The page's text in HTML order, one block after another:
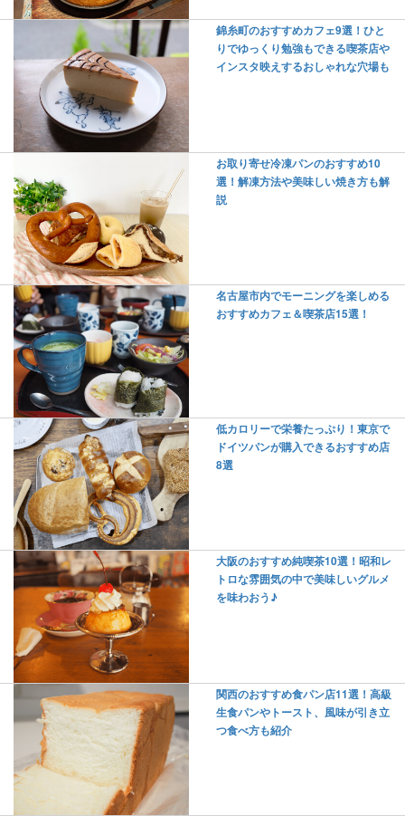
錦糸町のおすすめカフェ9選！ひと
りでゆっくり勉強もできる喫茶店や
インスタ映えするおしゃれな穴場も
お取り寄せ冷凍パンのおすすめ10
選！解凍方法や美味しい焼き方も解
説
名古屋市内でモーニングを楽しめる
おすすめカフェ＆喫茶店15選！
低カロリーで栄養たっぷり！東京で
ドイツパンが購入できるおすすめ店
8選
大阪のおすすめ純喫茶10選！昭和レ
トロな雰囲気の中で美味しいグルメ
を味わおう♪
関西のおすすめ食パン店11選！高級
生食パンやトースト、風味が引き立
つ食べ方も紹介